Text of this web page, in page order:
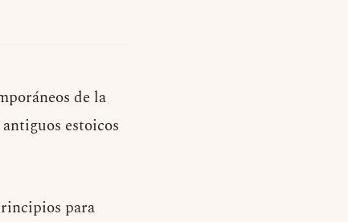
de la
estoicos
para